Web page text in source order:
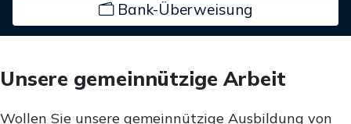
Bank-Überweisung
Unsere gemeinnützige Arbeit
Wollen Sie unsere gemeinnützige Ausbildung von